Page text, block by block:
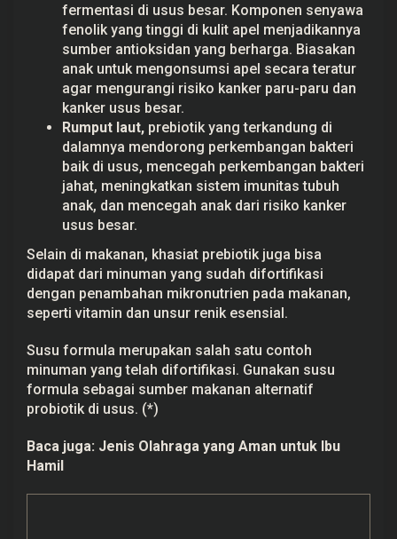
fermentasi di usus besar. Komponen senyawa
fenolik yang tinggi di kulit apel menjadikannya
sumber antioksidan yang berharga. Biasakan
anak untuk mengonsumsi apel secara teratur
agar mengurangi risiko kanker paru-paru dan
kanker usus besar.
Rumput laut, prebiotik yang terkandung di
dalamnya mendorong perkembangan bakteri
baik di usus, mencegah perkembangan bakteri
jahat, meningkatkan sistem imunitas tubuh
anak, dan mencegah anak dari risiko kanker
usus besar.
Selain di makanan, khasiat prebiotik juga bisa
didapat dari minuman yang sudah difortifikasi
dengan penambahan mikronutrien pada makanan,
seperti vitamin dan unsur renik esensial.
Susu formula merupakan salah satu contoh
minuman yang telah difortifikasi. Gunakan susu
formula sebagai sumber makanan alternatif
probiotik di usus. (*)
Baca juga: Jenis Olahraga yang Aman untuk Ibu
Hamil